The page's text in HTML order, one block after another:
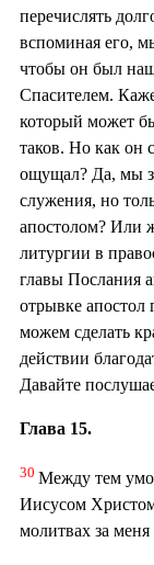
перечислять
вспоминая его,
чтобы он был
Спасителем.
который может
таков. Но как он
ощущал? Да, мы
служения, но
апостолом? Или
литургии в
главы Послания
отрывке апостол
можем сделать
действии
Давайте
Глава 15.
30 Между тем
Иисусом
молитвах за меня